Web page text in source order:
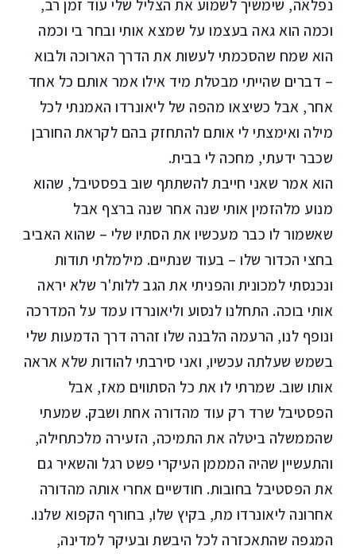
נפלאה, שימשיך לשמוע את הצליל שלי עוד זמן רב,
וכמה הוא גאה בעצמו על שמצא אותי ובחר בי וכמה
הוא שמח שהסכמתי לעשות את הדרך הארוכה ולבוא
– דברים שהייתי מבטלת מיד אילו אמר אותם כל אחד
אחר, אבל כשיצאו מהפה של ליאונרדו האמנתי לכל
מילה ואימצתי לי אותם להתחזק בהם לקראת החורבן
שכבר ידעתי, מחכה לי בבית.
הוא אמר שאני חייבת להשתתף שוב בפסטיבל, שהוא
מנוע מלהזמין אותי שנה אחר שנה ברצף אבל
שאשמור לו כבר מעכשיו את הסתיו שלי – שהוא האביב
בחצי הכדור שלו – בעוד שנתיים. מילמלתי תודות
ונכנסתי למכונית והפניתי את הגב ללות'ר שלא יראה
אותי בוכה. התחלנו לנסוע וליאונרדו עמד על המדרכה
ונופף לנו, הרעמה הלבנה שלו זהרה דרך הדמעות שלי
בשמש שעלתה עכשיו, ואני סירבתי להודות שלא אראה
אותו שוב. שמרתי לו את כל הסתווים מאז, אבל
הפסטיבל שרד רק עוד מהדורה אחת ושבק. שמעתי
שהממשלה ביטלה את התמיכה, הזעירה מלכתחילה,
והתעשיין שהיה המממן העיקרי פשט רגל והשאיר גם
את הפסטיבל בחובות. חודשיים אחרי אותה מהדורה
אחרונה ליאונרדו מת, בקיץ שלו, בחורף הקפוא שלנו.
המגפה שהתאכזרה לכל היבשת ובעיקר למדינה,